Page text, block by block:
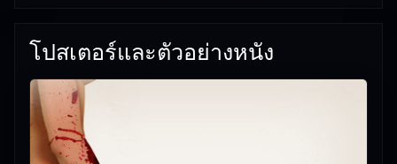
โปสเตอร์และตัวอย่างหนัง